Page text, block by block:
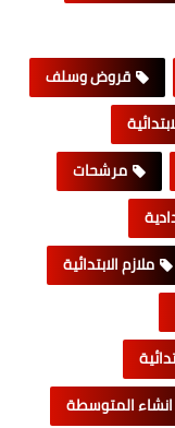
قروض وسلف
مرشحات
ملازم الابتدائية
المتوسطة